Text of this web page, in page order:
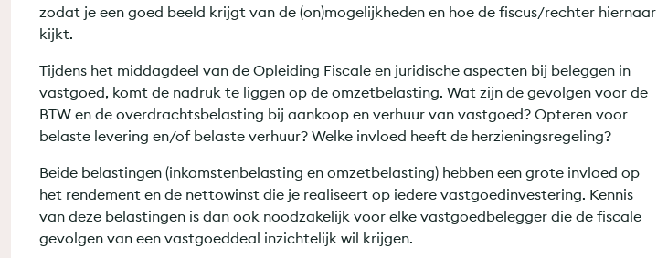
zodat je een goed beeld krijgt van de (on)mogelijkheden en hoe de fiscus/rechter hiernaar
kijkt.
Tijdens het middagdeel van de Opleiding Fiscale en juridische aspecten bij beleggen in
vastgoed, komt de nadruk te liggen op de omzetbelasting. Wat zijn de gevolgen voor de
BTW en de overdrachtsbelasting bij aankoop en verhuur van vastgoed? Opteren voor
belaste levering en/of belaste verhuur? Welke invloed heeft de herzieningsregeling?
Beide belastingen (inkomstenbelasting en omzetbelasting) hebben een grote invloed op
het rendement en de nettowinst die je realiseert op iedere vastgoedinvestering. Kennis
van deze belastingen is dan ook noodzakelijk voor elke vastgoedbelegger die de fiscale
gevolgen van een vastgoeddeal inzichtelijk wil krijgen.